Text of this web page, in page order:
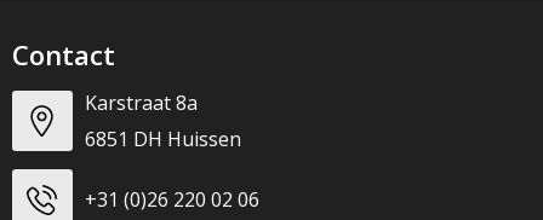
Contact
Karstraat 8a
6851 DH Huissen
+31 (0)26 220 02 06